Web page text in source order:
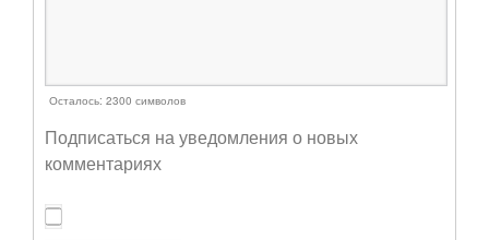
Осталось: 2300 символов
Подписаться на уведомления о новых
комментариях